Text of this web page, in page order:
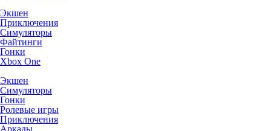
Экшен
Приключения
Симуляторы
Файтинги
Гонки
Xbox One
Экшен
Симуляторы
Гонки
Ролевые игры
Приключения
Аркады